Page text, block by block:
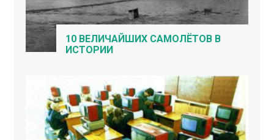
10 ВЕЛИЧАЙШИХ САМОЛЁТОВ В
ИСТОРИИ